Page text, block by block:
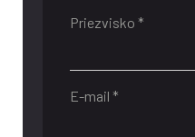
Priezvisko *
E-mail *